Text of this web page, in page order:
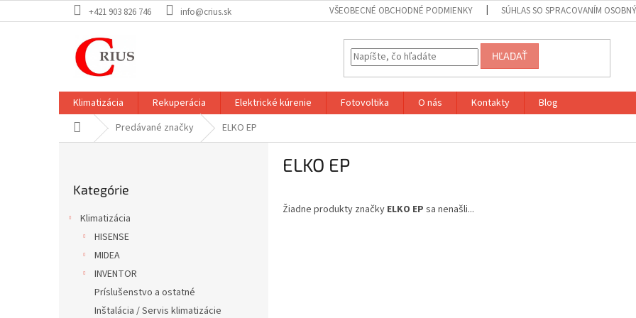
na
+421 903 826 746 info@crius.sk VŠEOBECNÉ OBCHODNÉ PODMIENKY SÚHLAS SO SPRACOVANÍM
HĽADAŤ
Klimatizácia Rekuperácia Elektrické kúrenie Fotovoltika O nás Kontakty
Blog
DomovPredávané značky ELKO EP
kategórie
Kategórie
Klimatizácia
HISENSE
MIDEA
INVENTOR
Príslušenstvo a ostatné
Inštalácia / Servis klimatizácie
ELKO EP
Žiadne produkty značky ELKO EP sa nenašli...